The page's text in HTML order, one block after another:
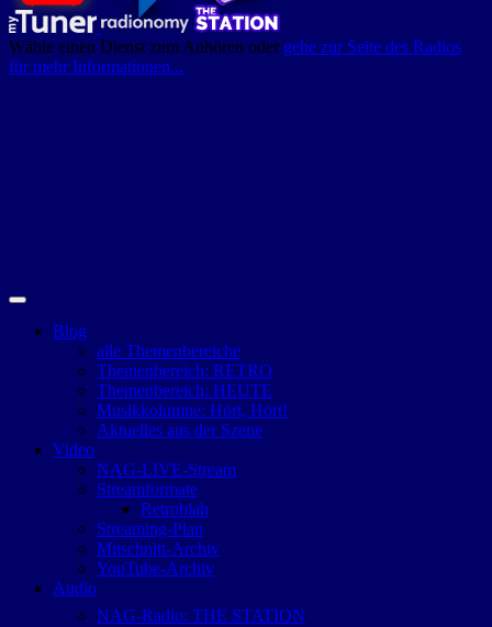
Wähle einen Dienst zum Anhören oder gehe zur Seite des Radios
für mehr Informationen...
Blog
alle Themenbereiche
Themenbereich: RETRO
Themenbereich: HEUTE
Musikkolumne: Hört, Hört!
Aktuelles aus der Szene
Video
NAG-LIVE-Stream
Streamformate
Retroblah
Streaming-Plan
Mitschnitt-Archiv
YouTube-Archiv
Audio
NAG-Radio: THE STATION